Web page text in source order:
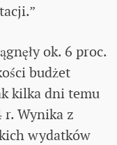
ok. 6 proc.
budżet
kilka dni temu
r. Wynika z
wydatków